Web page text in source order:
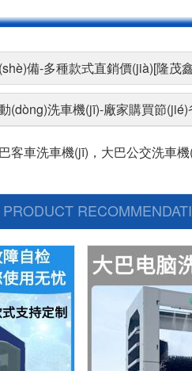
備-多種款式直銷價(jià)[隆茂
(dòng)洗車機(jī)-廠家購買節
客車洗車機(jī)，大巴公交洗車
PRODUCT